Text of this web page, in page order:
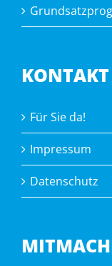
KONTAKT
Für Sie da!
Impressum
Datenschutz